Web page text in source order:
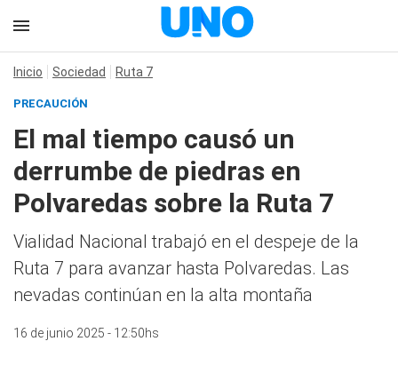
Inicio Sociedad Ruta 7
PRECAUCIÓN
El mal tiempo causó un
derrumbe de piedras en
Polvaredas sobre la Ruta 7
Vialidad Nacional trabajó en el despeje de la
Ruta 7 para avanzar hasta Polvaredas. Las
nevadas continúan en la alta montaña
16 de junio 2025 - 12:50hs